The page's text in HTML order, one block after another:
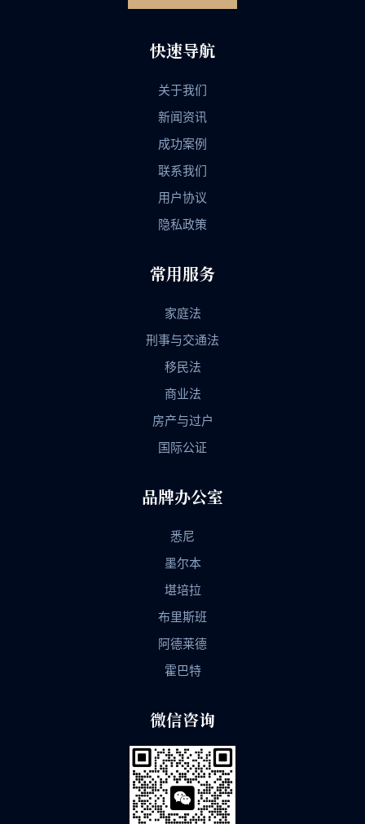
快速导航
关于我们
新闻资讯
成功案例
联系我们
用户协议
隐私政策
常用服务
家庭法
刑事与交通法
移民法
商业法
房产与过户
国际公证
品牌办公室
悉尼
墨尔本
堪培拉
布里斯班
阿德莱德
霍巴特
微信咨询